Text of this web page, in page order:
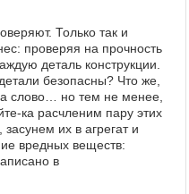
Только так и
проверяя на прочность
деталь конструкции.
безопасны? Что же,
слово… но тем не менее,
ка расчленим пару этих
их в агрегат и
вредных веществ:
в